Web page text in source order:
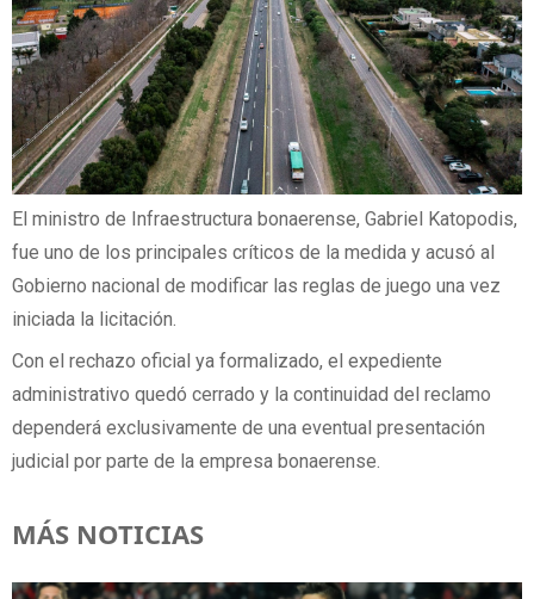
El ministro de Infraestructura bonaerense, Gabriel Katopodis,
fue uno de los principales críticos de la medida y acusó al
Gobierno nacional de modificar las reglas de juego una vez
iniciada la licitación.
Con el rechazo oficial ya formalizado, el expediente
administrativo quedó cerrado y la continuidad del reclamo
dependerá exclusivamente de una eventual presentación
judicial por parte de la empresa bonaerense.
MÁS NOTICIAS